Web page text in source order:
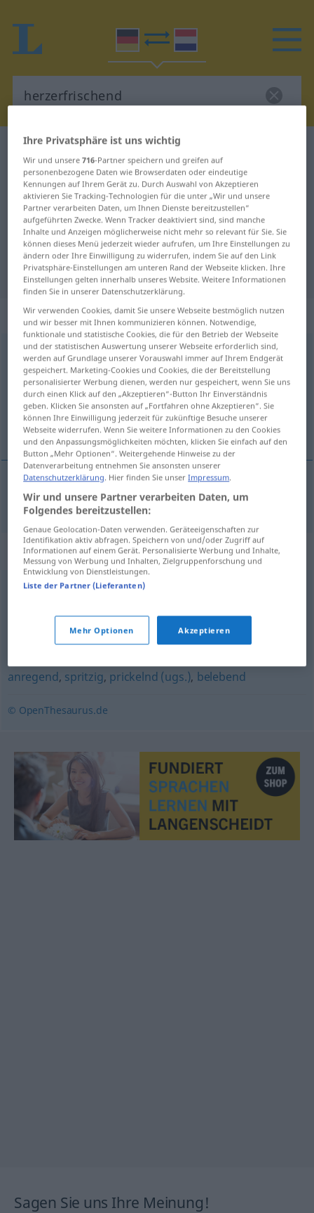
Deutsch-Niederländisch Wörterbuch
herzerfrischend
Deutsch-Niederländisch
Übersetzung für "herzerfrischend"
"herzerfrischend" Niederländisch
Übersetzung
„herzerfrischend“
herzerfrischend
Übersicht aller Übersetzungen
(Für mehr Details die Übersetzung anklicken/antippen)
hartverkwikkend
hartverkwikkend herzerfrischend
Synonyme für "herzerfrischend"
vorteilhaft,charmant (fig.), glücklich,erhebend
sympathisch (fig.),wohltuend
anregend, spritzig, prickelnd (ugs.), belebend
© OpenThesaurus.de
Sagen Sie uns Ihre Meinung!
Ihre Privatsphäre ist uns wichtig
Wir und unsere716-Partner speichern und greifen auf
personenbezogene Daten wie Browserdaten oder eindeutige
Kennungen auf Ihrem Gerät zu. Durch Auswahl von Akzeptieren
aktivieren Sie Tracking-Technologien für die unter „Wir und unsere
Partner verarbeiten Daten, um Ihnen Dienste bereitzustellen“
aufgeführten Zwecke. Wenn Tracker deaktiviert sind, sind manche
Inhalte und Anzeigen möglicherweise nicht mehr so relevant für Sie. Sie
können dieses Menü jederzeit wieder aufrufen, um Ihre Einstellungen zu
ändern oder Ihre Einwilligung zu widerrufen, indem Sie auf den Link
Privatsphäre-Einstellungen am unteren Rand der Webseite klicken. Ihre
Einstellungen gelten innerhalb unseres Website. Weitere Informationen
finden Sie in unserer Datenschutzerklärung.
Wir verwenden Cookies, damit Sie unsere Webseite bestmöglich nutzen
und wir besser mit Ihnen kommunizieren können. Notwendige,
funktionale und statistische Cookies, die für den Betrieb der Webseite
und der statistischen Auswertung unserer Webseite erforderlich sind,
werden auf Grundlage unserer Vorauswahl immer auf Ihrem Endgerät
gespeichert. Marketing-Cookies und Cookies, die der Bereitstellung
personalisierter Werbung dienen, werden nur gespeichert, wenn Sie uns
durch einen Klick auf den „Akzeptieren“-Button Ihr Einverständnis
geben. Klicken Sie ansonsten auf „Fortfahren ohne Akzeptieren“. Sie
können Ihre Einwilligung jederzeit für zukünftige Besuche unserer
Webseite widerrufen. Wenn Sie weitere Informationen zu den Cookies
und den Anpassungsmöglichkeiten möchten, klicken Sie einfach auf den
Button „Mehr Optionen“. Weitergehende Hinweise zu der
Datenverarbeitung entnehmen Sie ansonsten unserer
Datenschutzerklärung. Hier finden Sie unserImpressum.
Wir und unsere Partner verarbeiten Daten, um
Folgendes bereitzustellen:
Genaue Geolocation-Daten verwenden. Geräteeigenschaften zur
Identifikation aktiv abfragen. Speichern von und/oder Zugriff auf
Informationen auf einem Gerät. Personalisierte Werbung und Inhalte,
Messung von Werbung und Inhalten, Zielgruppenforschung und
Entwicklung von Dienstleistungen.
Liste der Partner (Lieferanten)
Mehr Optionen Akzeptieren